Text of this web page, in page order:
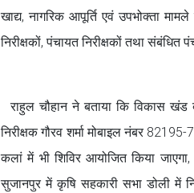
खाद्य, नागरिक आपूर्ति एवं उपभोक्ता
निरीक्षकों, पंचायत निरीक्षकों तथा
राहुल चौहान ने बताया कि विकास खंड
निरीक्षक गौरव शर्मा मोबाइल नंबर
कलां में भी शिविर आयोजित किया
सुजानपुर में कृषि सहकारी सभा डोली में